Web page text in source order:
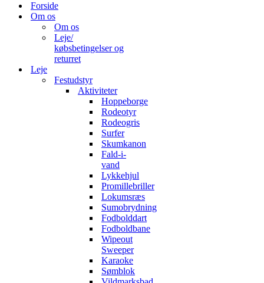
Forside
Om os
Om os
Leje/
købsbetingelser og
returret
Leje
Festudstyr
Aktiviteter
Hoppeborge
Rodeotyr
Rodeogris
Surfer
Skumkanon
Fald-i-
vand
Lykkehjul
Promillebriller
Lokumsræs
Sumobrydning
Fodbolddart
Fodboldbane
Wipeout
Sweeper
Karaoke
Sømblok